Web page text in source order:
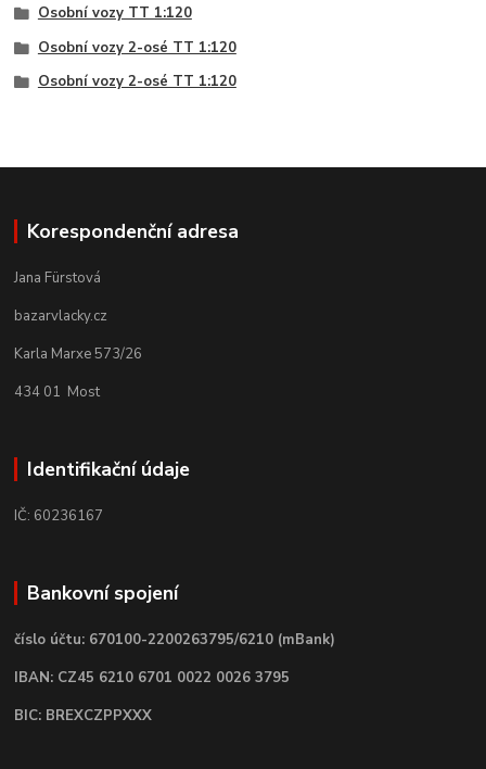
Osobní vozy TT 1:120
Osobní vozy 2-osé TT 1:120
Osobní vozy 2-osé TT 1:120
Korespondenční adresa
Jana Fürstová
bazarvlacky.cz
Karla Marxe 573/26
434 01 Most
Identifikační údaje
IČ: 60236167
Bankovní spojení
číslo účtu: 670100-2200263795/6210 (mBank)
IBAN: CZ45 6210 6701 0022 0026 3795
BIC: BREXCZPPXXX